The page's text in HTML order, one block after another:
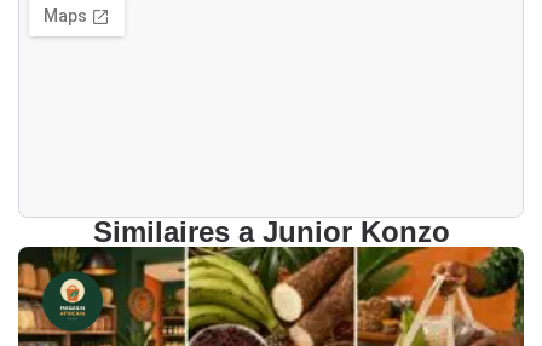
Similaires a Junior Konzo